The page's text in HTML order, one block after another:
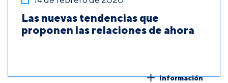
Las nuevas tendencias que
proponen las relaciones de ahora
Información